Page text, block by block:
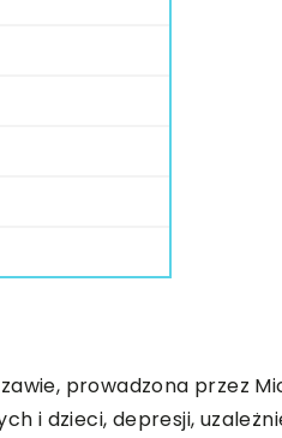
prowadzona przez
i dzieci, depresji,